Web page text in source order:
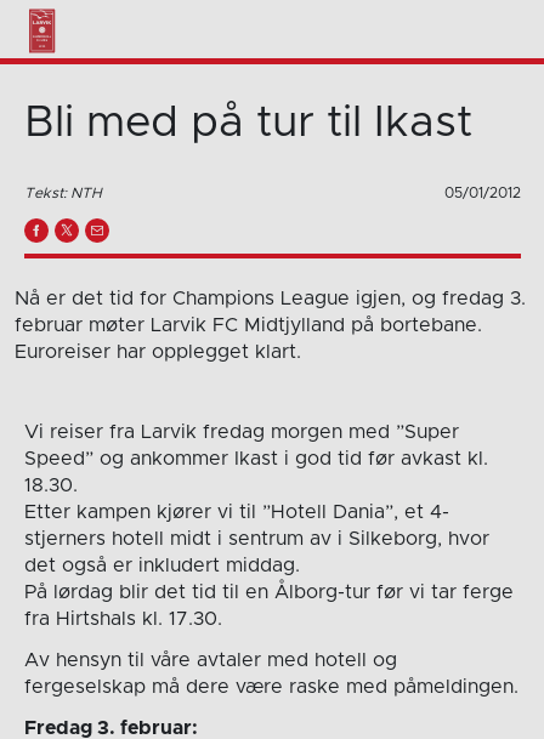
Bli med på tur til Ikast
Tekst: NTH 05/01/2012
Nå er det tid for Champions League igjen, og fredag 3.
februar møter Larvik FC Midtjylland på bortebane.
Euroreiser har opplegget klart.
Vi reiser fra Larvik fredag morgen med ”Super
Speed” og ankommer Ikast i god tid før avkast kl.
18.30.
Etter kampen kjører vi til ”Hotell Dania”, et 4-
stjerners hotell midt i sentrum av i Silkeborg, hvor
det også er inkludert middag.
På lørdag blir det tid til en Ålborg-tur før vi tar ferge
fra Hirtshals kl. 17.30.
Av hensyn til våre avtaler med hotell og
fergeselskap må dere være raske med påmeldingen.
Fredag 3. februar: